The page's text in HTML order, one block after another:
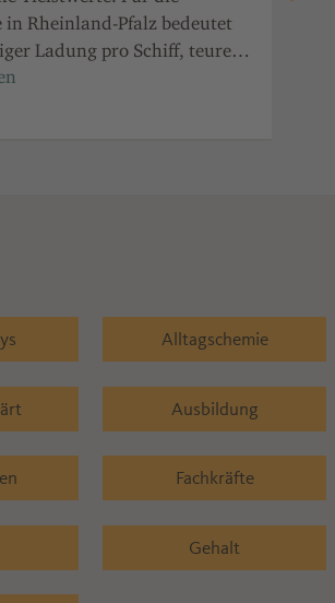
Rheinland-Pfalz bedeutet
Ladung pro Schiff, teurere
und Ausweichrouten.
Alltagschemie
Ausbildung
Fachkräfte
Gehalt